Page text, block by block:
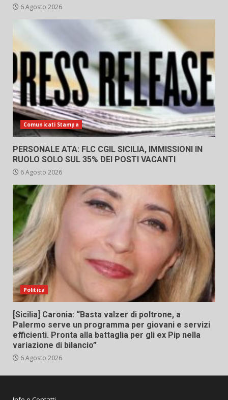
6 Agosto 2026
Comunicati Stampa
PERSONALE ATA: FLC CGIL SICILIA, IMMISSIONI IN
RUOLO SOLO SUL 35% DEI POSTI VACANTI
6 Agosto 2026
Politica
[Sicilia] Caronia: “Basta valzer di poltrone, a
Palermo serve un programma per giovani e servizi
efficienti. Pronta alla battaglia per gli ex Pip nella
variazione di bilancio”
6 Agosto 2026